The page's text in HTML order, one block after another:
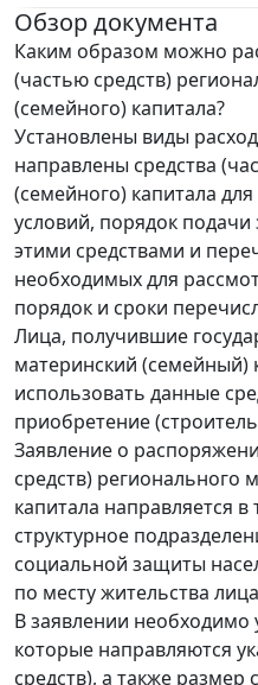
Обзор документа
Каким образом можно
(частью средств)
(семейного) капитала?
Установлены виды
направлены средства
(семейного) капитала
условий, порядок
этими средствами и
необходимых для
порядок и сроки
Лица, получившие
материнский (семейный)
использовать данные
приобретение
Заявление о
средств) регионального
капитала направляется
структурное
социальной защиты
по месту жительства
В заявлении необходимо
которые направляются
средств), а также размер